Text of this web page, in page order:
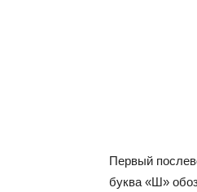
Первый
буква «Ш»